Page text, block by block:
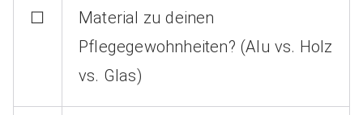
☐
Material zu deinen
Pflegegewohnheiten? (Alu vs. Holz
vs. Glas)